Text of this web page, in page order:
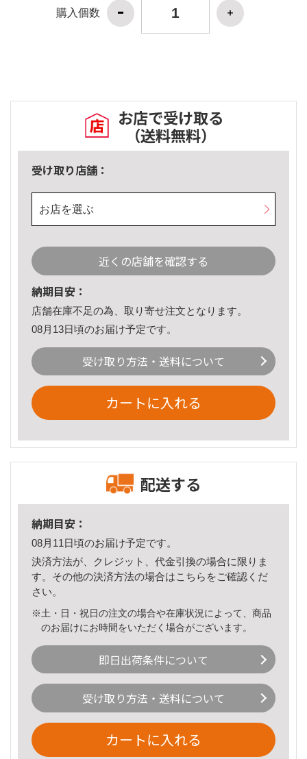
購入個数
お店で受け取る
（送料無料）
受け取り店舗：
お店を選ぶ
近くの店舗を確認する
納期目安：
店舗在庫不足の為、取り寄せ注文となります。
08月13日頃のお届け予定です。
受け取り方法・送料について
カートに入れる
配送する
納期目安：
08月11日頃のお届け予定です。
決済方法が、クレジット、代金引換の場合に限りま
す。その他の決済方法の場合はこちら をご確認くだ
さい。
※土・日・祝日の注文の場合や在庫状況によって、商品
のお届けにお時間をいただく場合がございます。
即日出荷条件について
受け取り方法・送料について
カートに入れる